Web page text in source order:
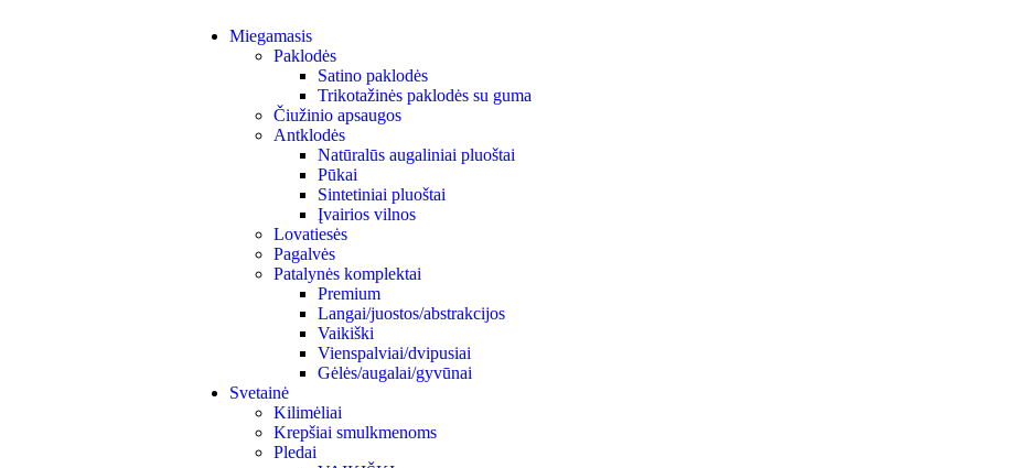
Miegamasis
Paklodės
Satino paklodės
Trikotažinės paklodės su guma
Čiužinio apsaugos
Antklodės
Natūralūs augaliniai pluoštai
Pūkai
Sintetiniai pluoštai
Įvairios vilnos
Lovatiesės
Pagalvės
Patalynės komplektai
Premium
Langai/juostos/abstrakcijos
Vaikiški
Vienspalviai/dvipusiai
Gėlės/augalai/gyvūnai
Svetainė
Kilimėliai
Krepšiai smulkmenoms
Pledai